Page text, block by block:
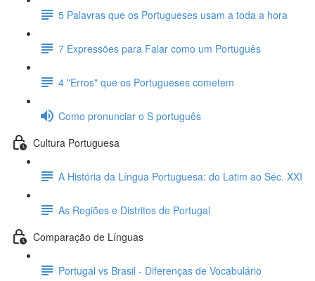
5 Palavras que os Portugueses usam a toda a hora
7 Expressões para Falar como um Português
4 "Erros" que os Portugueses cometem
Como pronunciar o S português
Cultura Portuguesa
A História da Língua Portuguesa: do Latim ao Séc. XXI
As Regiões e Distritos de Portugal
Comparação de Línguas
Portugal vs Brasil - Diferenças de Vocabulário